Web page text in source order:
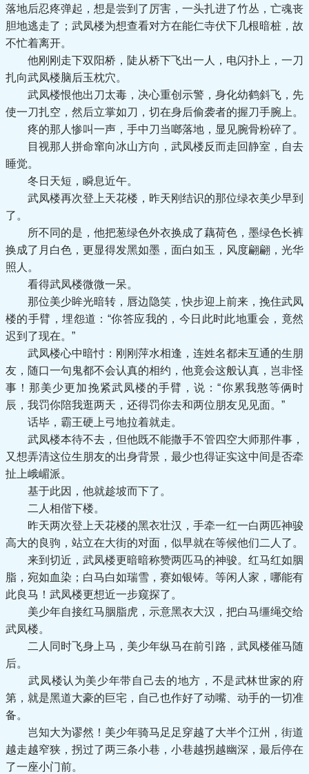
落地后忍疼弹起，想是尝到了厉害，一头扎进了竹丛，亡魂丧
胆地逃走了；武凤楼为想查看对方在能仁寺伏下几根暗桩，故
不忙着离开。
他刚刚走下双阳桥，陡从桥下飞出一人，电闪扑上，一刀
扎向武凤楼脑后玉枕穴。
武凤楼恨他出刀太毒，决心重创示警，身化幼鹤斜飞，先
使一刀扎空，然后立掌如刀，切在身后偷袭者的握刀手腕上。
疼的那人惨叫一声，手中刀当啷落地，显见腕骨粉碎了。
目视那人拼命窜向冰山方向，武凤楼反而走回静室，自去
睡觉。
冬日天短，瞬息近午。
武凤楼再次登上天花楼，昨天刚结识的那位绿衣美少早到
了。
所不同的是，他把葱绿色外衣换成了藕荷色，墨绿色长裤
换成了月白色，更显得发黑如墨，面白如玉，风度翩翩，光华
照人。
看得武凤楼微微一呆。
那位美少眸光暗转，唇边隐笑，快步迎上前来，挽住武凤
楼的手臂，埋怨道：“你答应我的，今日此时此地重会，竟然
迟到了现在。”
武凤楼心中暗忖：刚刚萍水相逢，连姓名都未互通的生朋
友，随口一句鬼都不会认真的相约，他竟会这般认真，岂非怪
事！那美少更加挽紧武凤楼的手臂，说：“你累我憨等俩时
辰，我罚你陪我逛两天，还得罚你去和两位朋友见见面。”
话毕，霸王硬上弓地拉着就走。
武凤楼本待不去，但他既不能撒手不管四空大师那件事，
又想弄清这位生朋友的出身背景，最少也得证实这中间是否牵
扯上峨嵋派。
基于此因，他就趁坡而下了。
二人相偕下楼。
昨天两次登上天花楼的黑衣壮汉，手牵一红一白两匹神骏
高大的良驹，站立在大街的对面，似早就在等候他们二人了。
来到切近，武凤楼更暗暗称赞两匹马的神骏。红马红如胭
脂，宛如血染；白马白如瑞雪，赛如银铸。等闲人家，哪能有
此良马！武凤楼更想近一步窥探了。
美少年自接红马胭脂虎，示意黑衣大汉，把白马缰绳交给
武凤楼。
二人同时飞身上马，美少年纵马在前引路，武凤楼催马随
后。
武凤楼认为美少年带自己去的地方，不是武林世家的府
第，就是黑道大豪的巨宅，自己也作好了动嘴、动手的一切准
备。
岂知大为谬然！美少年骑马足足穿越了大半个江州，街道
越走越窄狭，拐过了两三条小巷，小巷越拐越幽深，最后停在
了一座小门前。